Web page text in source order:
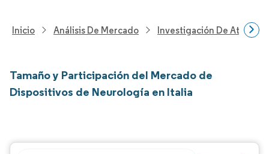
Inicio Análisis De Mercado Investigación De
Tamaño y Participación del Mercado de
Dispositivos de Neurología en Italia